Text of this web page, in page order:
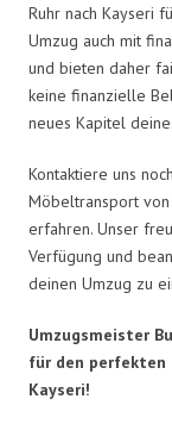
Ruhr nach Kayseri
Umzug auch mit
und bieten daher
keine finanzielle
neues Kapitel
Kontaktiere uns
Möbeltransport von
erfahren. Unser
Verfügung und
deinen Umzug zu
Umzugsmeister
für den perfekten
Kayseri!